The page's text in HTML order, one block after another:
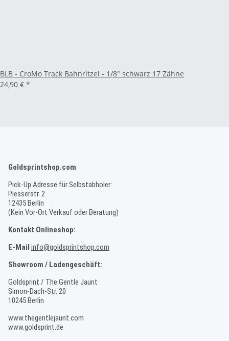
BLB - CroMo Track Bahnritzel - 1/8" schwarz 17 Zähne
24,90 € *
Goldsprintshop.com
Pick-Up Adresse für Selbstabholer:
Plesserstr. 2
12435 Berlin
(Kein Vor-Ort Verkauf oder Beratung)
Kontakt Onlineshop:
E-Mail info@goldsprintshop.com
Showroom / Ladengeschäft:
Goldsprint / The Gentle Jaunt
Simon-Dach-Str. 20
10245 Berlin
www.thegentlejaunt.com
www.goldsprint.de